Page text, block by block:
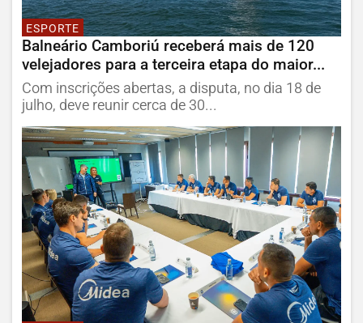
ESPORTE
Balneário Camboriú receberá mais de 120
velejadores para a terceira etapa do maior...
Com inscrições abertas, a disputa, no dia 18 de
julho, deve reunir cerca de 30...